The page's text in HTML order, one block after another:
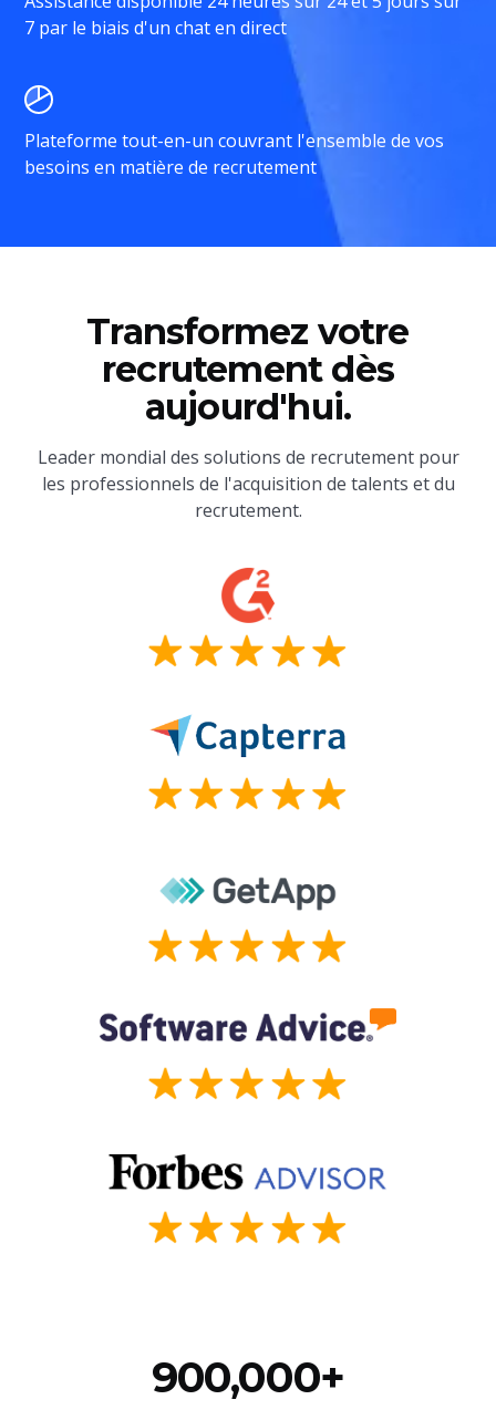
7 par le biais d'un chat en direct
Plateforme tout-en-un couvrant l'ensemble de vos
besoins en matière de recrutement
Transformez votre
recrutement dès
aujourd'hui.
Leader mondial des solutions de recrutement pour
les professionnels de l'acquisition de talents et du
recrutement.
900,000+